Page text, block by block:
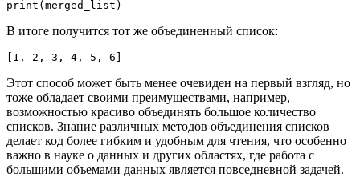
В итоге получится тот же объединенный список:
[1, 2, 3, 4, 5, 6]
Этот способ может быть менее очевиден на первый взгляд, но
тоже обладает своими преимуществами, например,
возможностью красиво объединять большое количество
списков. Знание различных методов объединения списков
делает код более гибким и удобным для чтения, что особенно
важно в науке о данных и других областях, где работа с
большими объемами данных является повседневной задачей.